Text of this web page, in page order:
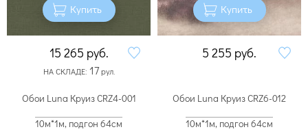
Купить
15 265 руб.
НА СКЛАДЕ: 17рул.
Купить
5 255 руб.
Обои Luna Круиз CRZ4-001
10м*1м, подгон 64см
Обои Luna Круиз CRZ6-012
10м*1м, подгон 64см